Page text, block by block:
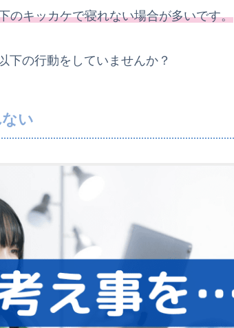
のキッカケで寝れない場合が多いです。
下の行動をしていませんか？
い